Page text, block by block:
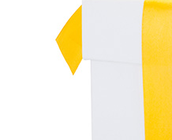
Livello vibrazioni:
1.5 m/s²
Ti potrebbe
NOVITÀ